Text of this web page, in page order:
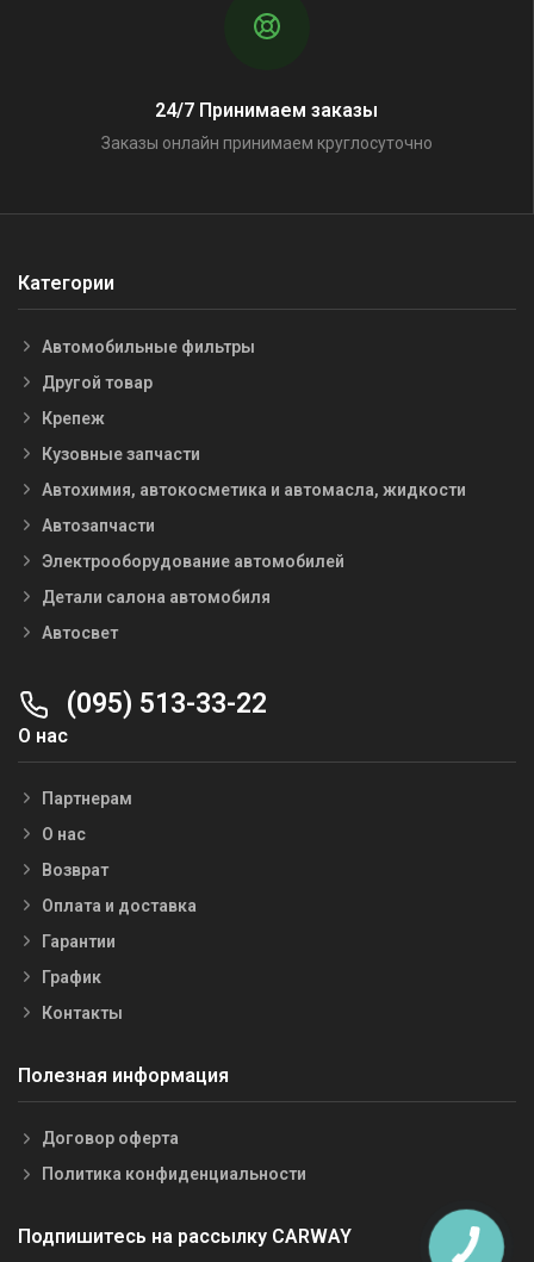
24/7 Принимаем заказы
Заказы онлайн принимаем круглосуточно
Категории
Автомобильные фильтры
Другой товар
Крепеж
Кузовные запчасти
Автохимия, автокосметика и автомасла, жидкости
Автозапчасти
Электрооборудование автомобилей
Детали салона автомобиля
Автосвет
(095) 513-33-22
О нас
Партнерам
О нас
Возврат
Оплата и доставка
Гарантии
График
Контакты
Полезная информация
Договор оферта
Политика конфиденциальности
Подпишитесь на рассылку CARWAY